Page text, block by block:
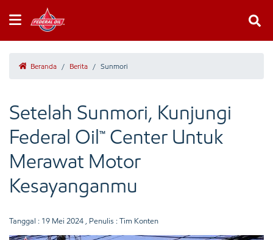
Beranda / Berita / Sunmori
Setelah Sunmori, Kunjungi
Federal Oil™ Center Untuk
Merawat Motor
Kesayanganmu
Tanggal : 19 Mei 2024 , Penulis : Tim Konten